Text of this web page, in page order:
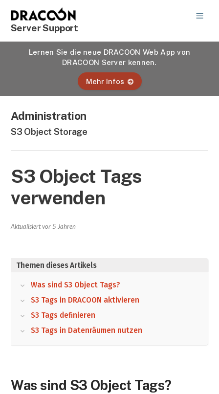
Server Support
Lernen Sie die neue DRACOON Web App von
DRACOON Server kennen.
Mehr Infos
Administration
S3 Object Storage
S3 Object Tags
verwenden
Aktualisiertvor 5 Jahren
Themen dieses Artikels
Was sind S3 Object Tags?
S3 Tags in DRACOON aktivieren
S3 Tags definieren
S3 Tags in Datenräumen nutzen
Was sind S3 Object Tags?